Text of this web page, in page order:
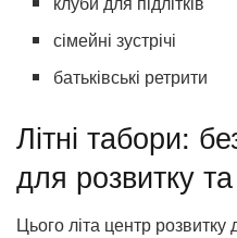
сімейні зустрічі
батьківські ретрити
Літні табори:
для розвитку
Цього літа центр розвитку